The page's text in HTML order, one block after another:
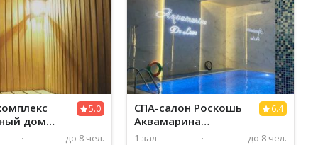
5.0
дом
до 8 чел.
6.4
СПА-салон Роскошь
Аквамарина
(Aquamarine De Luxe)
1 зал
до 8 чел.